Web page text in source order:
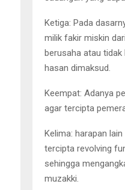
Ketiga: Pada
milik fakir miskin
berusaha atau tidak
hasan dimaksud.
Keempat: Adanya
agar tercipta
Kelima: harapan
tercipta revolving
sehingga
muzakki.